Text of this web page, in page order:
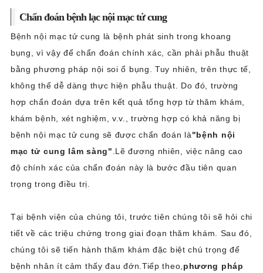
Chẩn đoán bệnh lạc nội mạc tử cung
Bệnh nội mạc tử cung là bệnh phát sinh trong khoang
bụng, vì vậy để chẩn đoán chính xác, cần phải phẫu thuật
bằng phương pháp nội soi ổ bụng. Tuy nhiên, trên thực tế,
không thể dễ dàng thực hiện phẫu thuật. Do đó, trường
hợp chẩn đoán dựa trên kết quả tổng hợp từ thăm khám,
khám bệnh, xét nghiệm, v.v., trường hợp có khả năng bị
bệnh nội mạc tử cung sẽ được chẩn đoán là"bệnh nội
mạc tử cung lâm sàng" .Lẽ đương nhiên, việc nâng cao
độ chính xác của chẩn đoán này là bước đầu tiên quan
trọng trong điều trị.
Tại bệnh viện của chúng tôi, trước tiên chúng tôi sẽ hỏi chi
tiết về các triệu chứng trong giai đoạn thăm khám. Sau đó,
chúng tôi sẽ tiến hành thăm khám đặc biệt chú trọng để
bệnh nhân ít cảm thấy đau đớn.Tiếp theo, phương pháp